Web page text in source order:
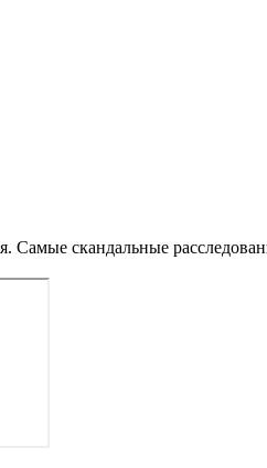
скандальные